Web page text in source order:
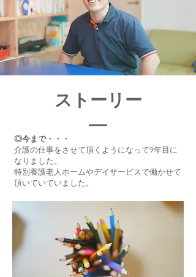
ストーリー
◎今まで・・・
介護の仕事をさせて頂くようになって9年目に
なりました。
特別養護老人ホームやデイサービスで働かせて
頂いていていました。